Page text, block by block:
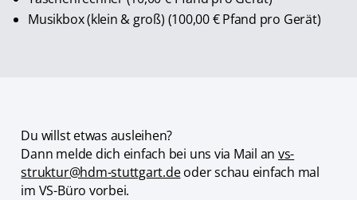
Musikbox (klein & groß) (100,00 € Pfand pro Gerät)
Du willst etwas ausleihen?
Dann melde dich einfach bei uns via Mail an vs-
struktur@hdm-stuttgart.deoder schau einfach mal
im VS-Büro vorbei.